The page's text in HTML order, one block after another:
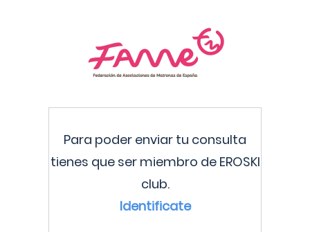
Para poder enviar tu consulta
tienes que ser miembro de EROSKI
club.
Identificate